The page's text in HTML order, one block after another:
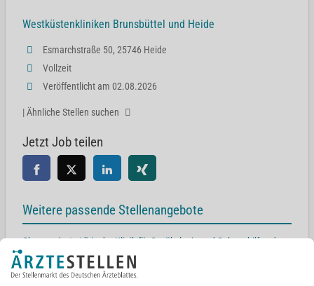
Westküstenkliniken Brunsbüttel und Heide
Esmarchstraße 50, 25746 Heide
Vollzeit
Veröffentlicht am 02.08.2026
| Ähnliche Stellen suchen
Jetzt Job teilen
Weitere passende Stellenangebote
Oberarzt (m/w/d) in der Klinik für Gynäkologie und Geburtshilfe oder
Facharzt (m/w/d)
Esmarchstraße 50, 25746 Heide